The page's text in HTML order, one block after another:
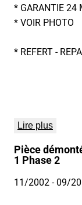
* GARANTIE 24
* VOIR PHOTO
* REFERT -
Lire plus
Pièce
1 Phase 2
11/2002 - 09/